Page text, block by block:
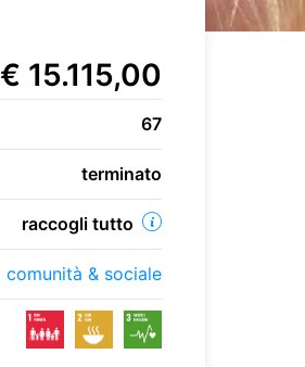
€ 15.115,00
67
terminato
raccogli tutto
comunità & sociale